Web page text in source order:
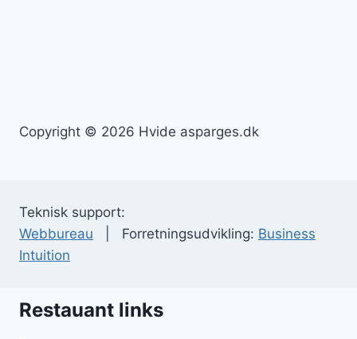
Copyright © 2026 Hvide asparges.dk
Teknisk support:
Webbureau | Forretningsudvikling: Business
Intuition
Restauant links